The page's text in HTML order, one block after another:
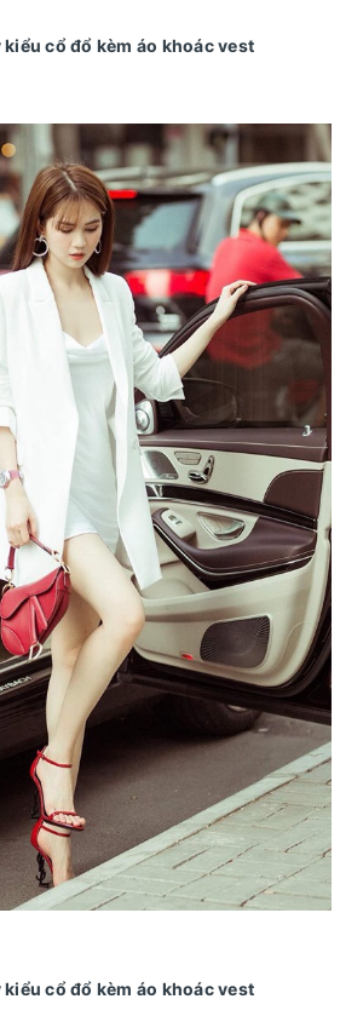
cổ đổ kèm áo khoác vest
cổ đổ kèm áo khoác vest